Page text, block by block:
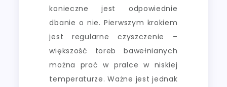
konieczne jest odpowiednie
dbanie o nie. Pierwszym krokiem
jest regularne czyszczenie –
większość toreb bawełnianych
można prać w pralce w niskiej
temperaturze. Ważne jest jednak